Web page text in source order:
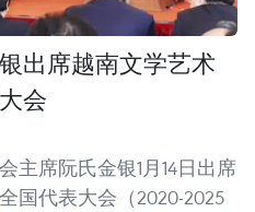
出席越南文学艺术
会
主席阮氏金银1月14日出席
国代表大会（2020-2025